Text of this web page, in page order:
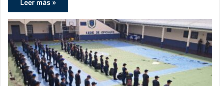
Leer más »